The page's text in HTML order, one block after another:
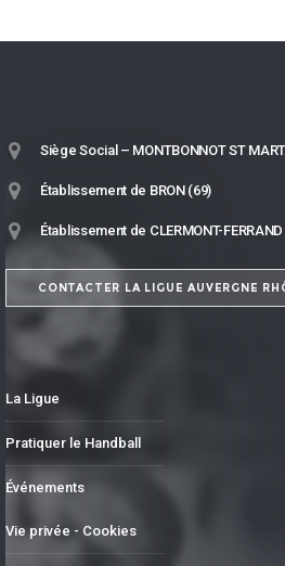
Siège Social – MONTBONNOT ST
Établissement de BRON (69)
Établissement de CLERMONT-
CONTACTER LA LIGUE AUVERGNE
La Ligue
Pratiquer le Handball
Événements
Vie privée - Cookies